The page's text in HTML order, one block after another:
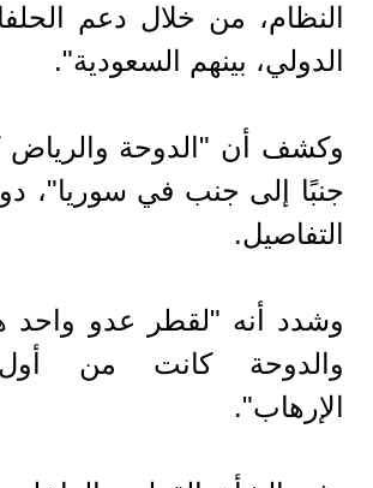
النظام، من خلال دعم
الدولي، بينهم السعودية".
وكشف أن "الدوحة والرياض
جنبًا إلى جنب في سوريا"،
التفاصيل.
وشدد أنه "لقطر عدو واحد
والدوحة كانت من
الإرهاب".